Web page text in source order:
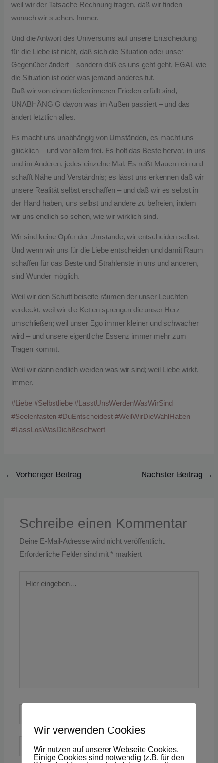
weil wir der Tatsache Rechnung tragen, daß wir finden
wonach wir suchen. Immer.
Und die Antwort des Universums auf unsere Entscheidung
für die Liebe ist nicht, daß sich die Situation oder unser
Gegenüber ändert – sondern daß es uns geht geht, EGAL wie
die Situation ist oder was jemand anderes tut.
Daß wir von einem tiefen inneren Frieden erfüllt sind,
UNABHÄNGIG davon was im Außen passiert – und das
ändert letztlich alles.
Es macht uns unabhängig von Umständen, es macht uns
glücklich – und vor allem frei. Es holt das Beste hervor, in uns
und im Anderen, jedes einzelne Mal. Es reißt Mauern ein und
schafft Nähe und Verständnis; es lässt uns erkennen daß wir
unsere Realität selbst erschaffen – und daß wir es selbst in
der Hand haben, uns selbst und andere zu befreien, indem
wir uns endlich so sehen, wie wir wirklich sind.
Wir sind keine Opfer der Umstände, wir entscheiden selbst.
Und wenn wir uns für die Liebe entscheiden und damit Raum
schaffen für das Beste und Strahlenste in uns und anderen,
sind Wunder möglich.
Weil wir den Schutt beiseite räumen der unser Leuchten
verdeckt; weil wir die Ketten sprengen die unser Herz
umschließen; weil unser Ego immer kleiner und schwächer
wird – und unsere eigentliche Essenz immer mehr zum
Tragen kommt.
Weil wir dann endlich werden was wir sind; weil Liebe wirkt,
immer.
#Liebe #Selbstliebe #LasstUnsWerdenWasWirSind
#Seelenfasten #DuEntscheidest #WeilWirDieWahlHaben
#LassLosWasDichBeschwert
← Vorheriger Beitrag Nächster Beitrag →
Schreibe einen Kommentar
Deine E-Mail-Adresse wird nicht veröffentlicht.
Erforderliche Felder sind mit * markiert
eingeben…
Mail-
Wir verwenden Cookies
Wir nutzen auf unserer Webseite Cookies.
Einige Cookies sind notwendig (z.B. für den